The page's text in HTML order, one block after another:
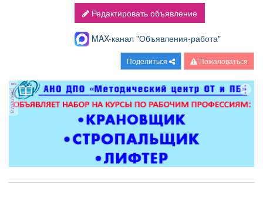
Я - пенсионер
Редактировать объявление
MAX-канал "Объявления-работа"
Поделиться Пожаловаться
реклама